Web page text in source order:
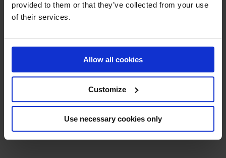
provided to them or that they’ve collected from your use
of their services.
Allow all cookies
Customize
Use necessary cookies only
Email:sol@barkerbille.com
CONTACT US